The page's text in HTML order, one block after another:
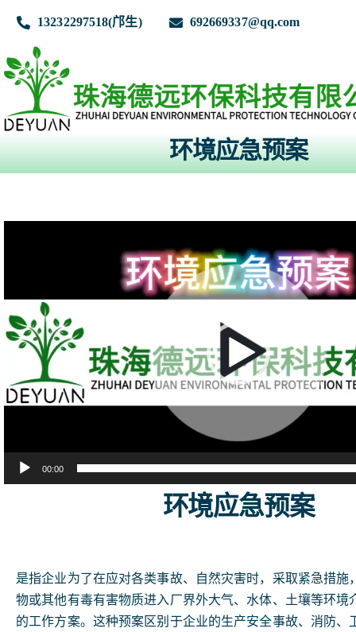
13232297518(邝生) 692669337@qq.com
首页
关于我们
业务范围
业绩案例
法律法规
免费咨询
公示公告
环境应急预案
播
放
器
00:00
环境应急预案
是指企业为了在应对各类事故、自然灾害时，采取紧急措施
物或其他有毒有害物质进入厂界外大气、水体、土壤等环境
的工作方案。这种预案区别于企业的生产安全事故、消防、